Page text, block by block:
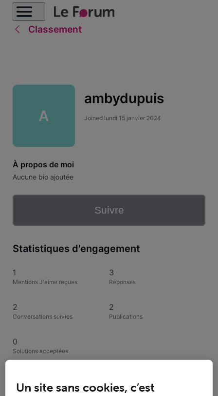
Classement
A
ambydupuis
Joined lundi 15 janvier 2024
À propos de moi
Aucune bio ajoutée
Suivre
Statistiques d'engagement
1
Mentions J'aime reçues
3
Réponses
2
Conversations suivies
2
Publications
0
Solutions acceptées
1 abonné
Un site sans cookies, c’est